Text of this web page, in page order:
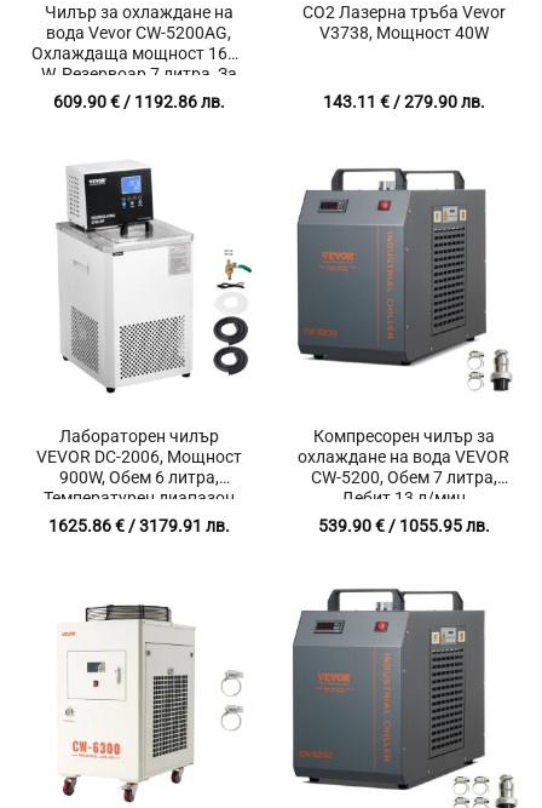
Чилър за охлаждане на
вода Vevor CW-5200AG,
Охлаждаща мощност 1600
W, Резервоар 7 литра, За
CO2 лазери и CNC машини
609.90€/ 1192.86 лв.
CO2 Лазерна тръба Vevor
V3738, Мощност 40W
143.11 €/ 279.90 лв.
Лабораторен чилър
VEVOR DC-2006, Мощност
900W, Обем 6 литра,
Температурен диапазон
-20°C до 100°C, Точност на
регулиране до 0.01°C
1625.86€/ 3179.91 лв.
Компресорен чилър за
охлаждане на вода VEVOR
CW-5200, Обем 7 литра,
Дебит 13 л/мин
539.90€/ 1055.95 лв.